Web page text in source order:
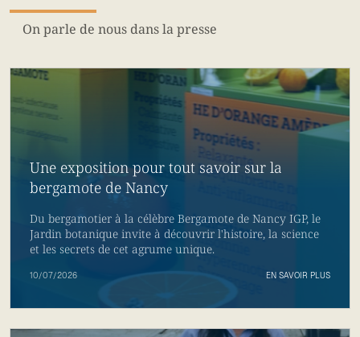
On parle de nous dans la presse
Une exposition pour tout savoir sur la
bergamote de Nancy
Du bergamotier à la célèbre Bergamote de Nancy IGP, le
Jardin botanique invite à découvrir l'histoire, la science
et les secrets de cet agrume unique.
10/07/2026 EN SAVOIR PLUS